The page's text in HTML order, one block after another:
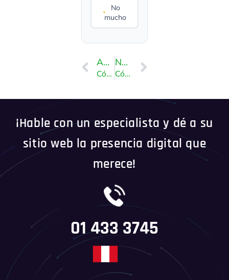
No
mucho
ANTERIOR
Cómo instalar Advanced Electron Forum (AEF) a través de Softaculous en SiteWorx
NEXT
Cómo instalar PunBB Forum a través de Softaculous en SiteWorx
¡Hable con un especialista y dé a su
sitio web la presencia digital que
merece!
01 433 3745